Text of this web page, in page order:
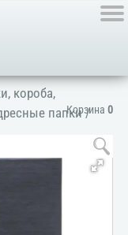
Корзина 0
короба,
папки/